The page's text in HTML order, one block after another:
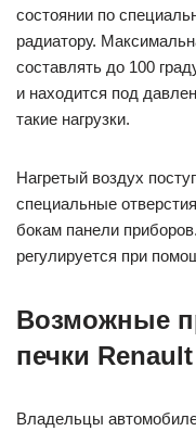
состоянии по
радиатору.
составлять до 100
и находится под
такие нагрузки.
Нагретый воздух
специальные
бокам панели
регулируется при
Возможные
печки
Владельцы